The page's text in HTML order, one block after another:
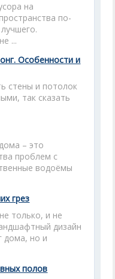
на
по-
...
Особенности и
стены и потолок
так сказать
– это
проблем с
водоёмы
грез
только, и не
дизайн
дома, но и
полов